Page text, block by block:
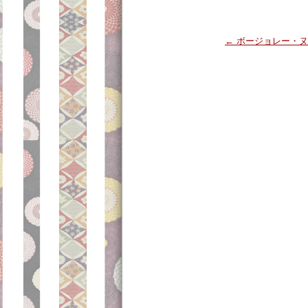
投稿ナビゲーション
← ボージョレー・